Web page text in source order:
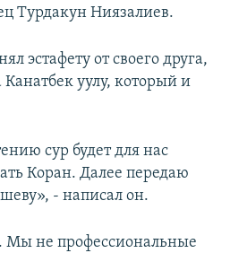
Турдакун Ниязалиев.
эстафету от своего друга,
Канатбек уулу, который и
сур будет для нас
Коран. Далее передаю
- написал он.
Мы не профессиональные